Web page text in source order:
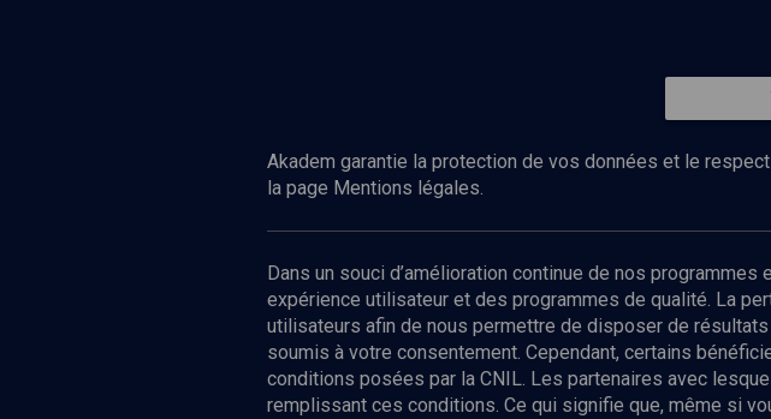
Abonnez-vous à
Akadem garantie la protection de vos données et le
la page Mentions légales.
Dans un souci d’amélioration continue de nos
expérience utilisateur et des programmes de qualité. La
utilisateurs afin de nous permettre de disposer de
soumis à votre consentement. Cependant, certains
conditions posées par la CNIL. Les partenaires avec
remplissant ces conditions. Ce qui signifie que, même si